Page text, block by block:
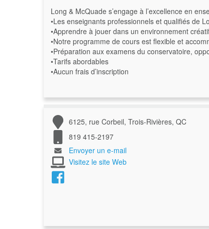
Long & McQuade s’engage à l’excellence en
•Les enseignants professionnels et qualifiés de
•Apprendre à jouer dans un environnement
•Notre programme de cours est flexible et
•Préparation aux examens du conservatoire,
•Tarifs abordables
•Aucun frais d’inscription
6125, rue Corbeil, Trois-Rivières, QC
819 415-2197
Envoyer un e-mail
Visitez le site Web